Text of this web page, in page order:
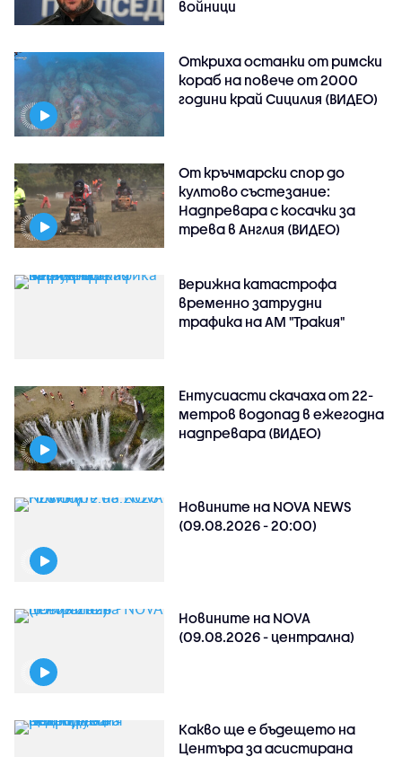
войници
Откриха останки от римски
кораб на повече от 2000
години край Сицилия (ВИДЕО)
От кръчмарски спор до
култово състезание:
Надпревара с косачки за
трева в Англия (ВИДЕО)
Верижна катастрофа
временно затрудни
трафика на АМ "Тракия"
Ентусиасти скачаха от 22-
метров водопад в ежегодна
надпревара (ВИДЕО)
Новините на NOVA NEWS
(09.08.2026 - 20:00)
Новините на NOVA
(09.08.2026 - централна)
Какво ще е бъдещето на
Центъра за асистирана